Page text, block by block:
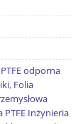
odporna
, Folia
PTFE Inżynieria